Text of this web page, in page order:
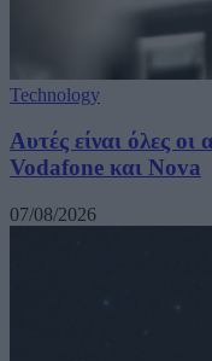
Technology
Αυτές είναι όλες οι
Vodafone και Nova
07/08/2026